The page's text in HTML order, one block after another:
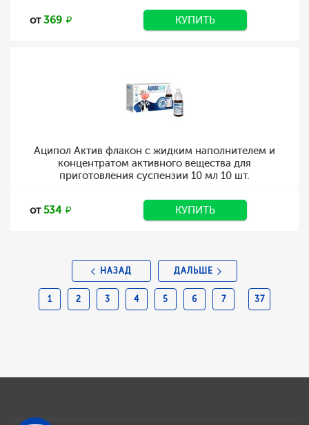
от369 КУПИТЬ
Аципол Актив флакон с жидким наполнителем и
концентратом активного вещества для
приготовления суспензии 10 мл 10 шт.
от534 КУПИТЬ
НАЗАД
1 2 3 4 5 6 7 37
ДАЛЬШЕ